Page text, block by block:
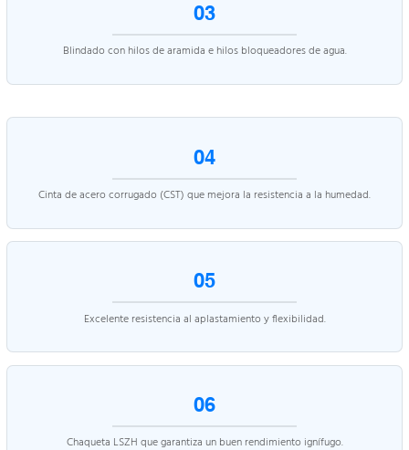
03
Blindado con hilos de aramida e hilos bloqueadores de agua.
04
Cinta de acero corrugado (CST) que mejora la resistencia a la humedad.
05
Excelente resistencia al aplastamiento y flexibilidad.
06
Chaqueta LSZH que garantiza un buen rendimiento ignífugo.